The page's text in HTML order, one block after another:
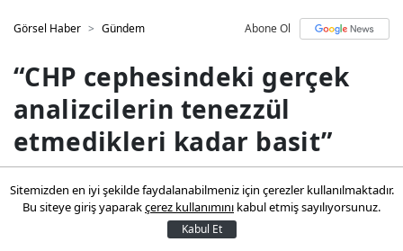
Görsel Haber Gündem Abone Ol
“CHP cephesindeki gerçek
analizcilerin tenezzül
etmedikleri kadar basit”
“CHP cephesindeki gerçek analizcilerin
tenezzül etmedikleri kadar basit”“Son
Sitemizden en iyi şekilde faydalanabilmeniz için çerezler kullanılmaktadır.
Bu siteye giriş yaparakçerez kullanımını kabul etmiş sayılıyorsunuz.
Kabul Et